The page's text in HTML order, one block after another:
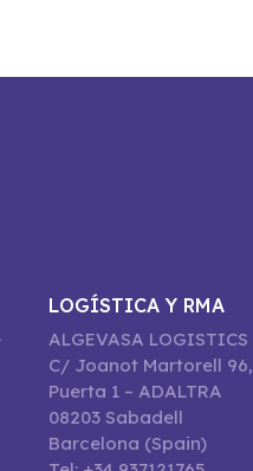
LOGÍSTICA Y RMA
ALGEVASA LOGISTICS
C/ Joanot Martorell 96,
Puerta 1 – ADALTRA
08203 Sabadell
Barcelona (Spain)